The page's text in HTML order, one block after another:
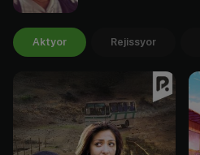
Aktyor Rejissyor